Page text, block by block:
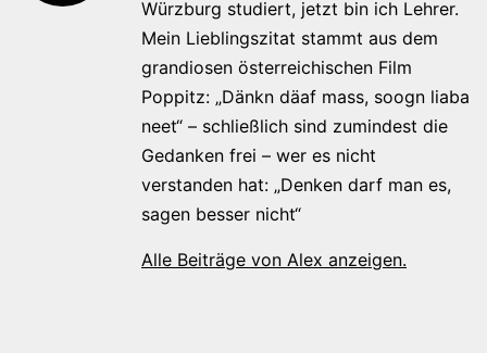
Würzburg studiert, jetzt bin ich Lehrer.
Mein Lieblingszitat stammt aus dem
grandiosen österreichischen Film
Poppitz: „Dänkn däaf mass, soogn liaba
neet“ – schließlich sind zumindest die
Gedanken frei – wer es nicht
verstanden hat: „Denken darf man es,
sagen besser nicht“
Alle Beiträge von Alex anzeigen.